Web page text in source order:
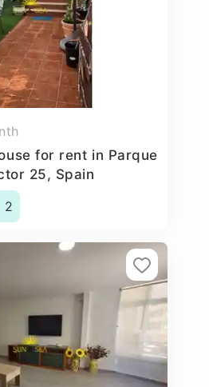
for rent in Parque
25, Spain
2